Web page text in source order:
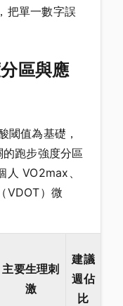
把單一數字誤
區與應
閾值為基礎，
跑步強度分區
人 VO2max、
VDOT）微
主要生理刺
激
建議
週佔
比